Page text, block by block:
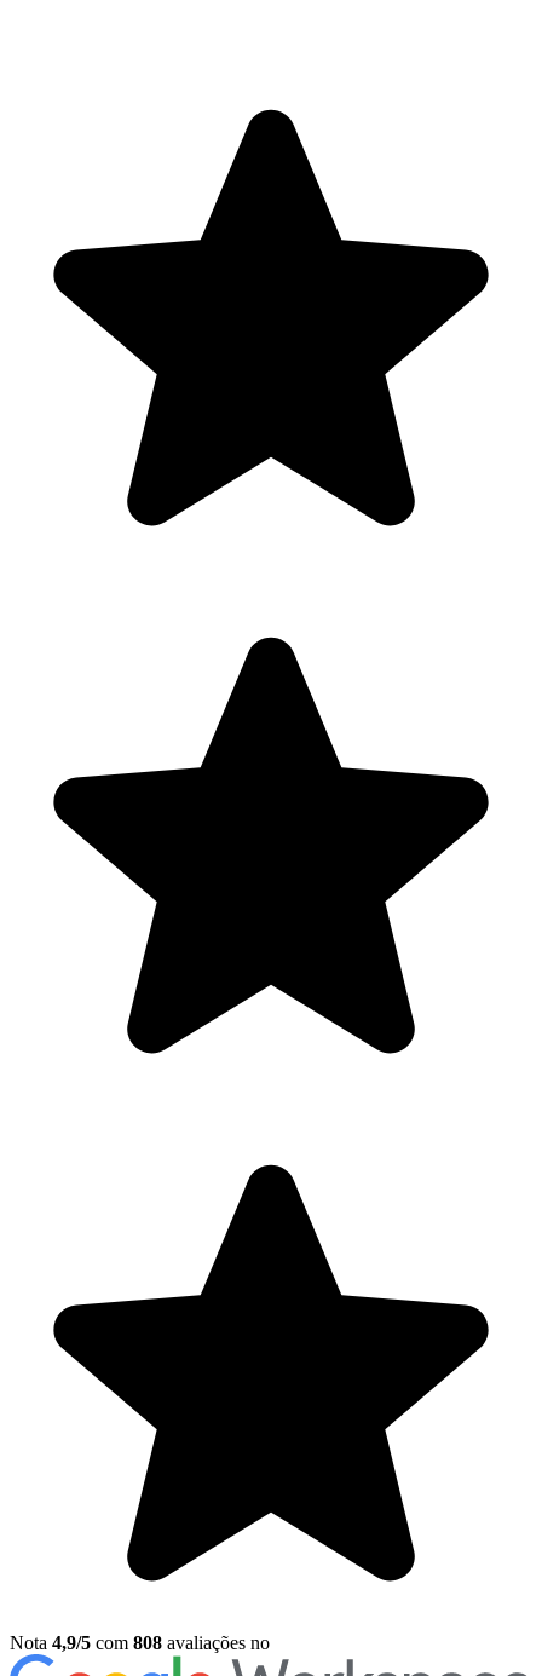
Nota 4,9/5 com 808 avaliações no